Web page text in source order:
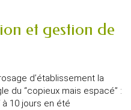
et gestion de
d’établissement la
du “copieux mais espacé” :
10 jours en été